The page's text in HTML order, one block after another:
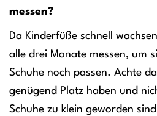
messen?
Da Kinderfüße schnell
alle drei Monate messen, um
Schuhe noch passen. Achte
genügend Platz haben und
Schuhe zu klein geworden